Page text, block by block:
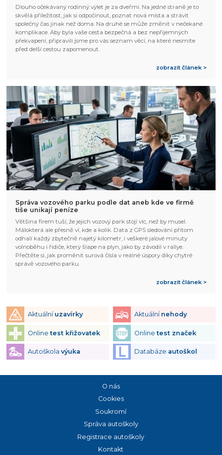
Dlouho očekávaný rodinný výlet je za dveřmi. Na jedné straně je to
skvělá příležitost, jak si odpočinout, poznat nová místa a strávit
společný čas jinak než doma. Na druhé se může změnit v nečekané
komplikace. Aby byla vaše cesta bezpečná a bez nepříjemných
překvapení, připravili jsme pro vás seznam věcí, na které nesmíte
před delší cestou zapomenout.
zobrazit článek >
Správa vozového parku podle dat aneb kde ve firmě
tiše unikají peníze
Většina firem tuší, že jejich vozový park stojí víc, než by musel.
Málokterá ale přesně ví, kde a kolik. Data z GPS sledování přitom
odhalí každý zbytečně najetý kilometr, i veškeré jalové minuty
volnoběhu i řidiče, který šlape na plyn, jako by závodil v rallye.
Přečtěte si, jak proměnit surová čísla v reálné úspory díky chytré
správě vozového parku.
zobrazit článek >
Aktuální uzavírky Aktuální nehody
Onlinetest křižovatek Onlinetest značek
Autoškola výuka Databáze autoškol
O nás
Cookies
Soukromí
Správa autoškoly
Registrace autoškoly
Kontakt